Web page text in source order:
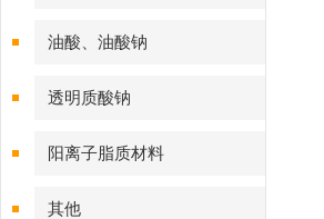
油酸、油酸钠
透明质酸钠
阳离子脂质材料
其他